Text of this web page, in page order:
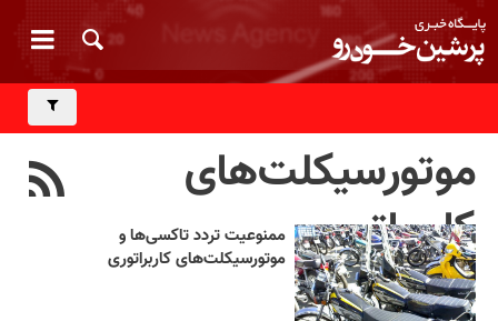
موتورسیکلت‌های
کاربراتوری
ممنوعیت تردد تاکسی‌ها و
موتورسیکلت‌های کاربراتوری